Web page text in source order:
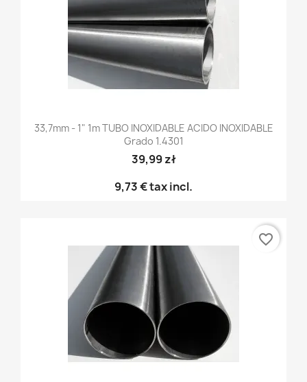
33,7mm - 1" 1m TUBO INOXIDABLE ACIDO INOXIDABLE
Grado 1.4301
39,99 zł
9,73 €tax incl.
favorite_border